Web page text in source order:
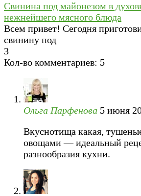
Свинина под майонезом в
нежнейшего мясного блюда
Всем привет! Сегодня
свинину под
3
Кол-во комментариев: 5
Ольга Парфенова 5 июня
Вкуснотища какая,
овощами — идеальный
разнообразия кухни.